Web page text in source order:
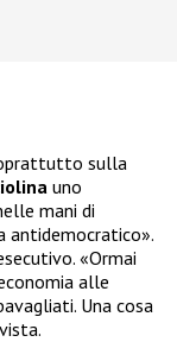
sulla
uno
mani di
antidemocratico».
«Ormai
alle
Una cosa